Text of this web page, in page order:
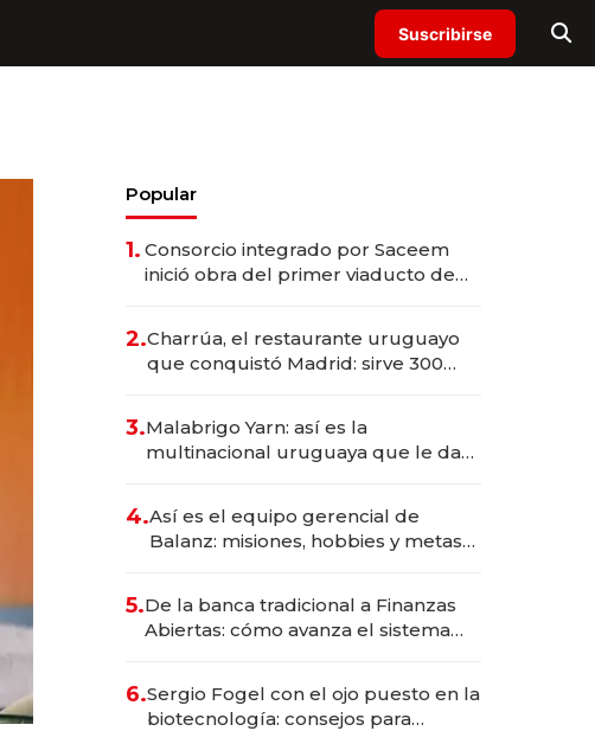
Suscribirse
Popular
1. Consorcio integrado por Saceem
inició obra del primer viaducto de
millones
2.Charrúa, el restaurante uruguayo
que conquistó Madrid: sirve 300
prepara apertura
3.Malabrigo Yarn: así es la
multinacional uruguaya que le da
4.Así es el equipo gerencial de
Balanz: misiones, hobbies y metas
5.De la banca tradicional a Finanzas
Abiertas: cómo avanza el sistema
6.Sergio Fogel con el ojo puesto en la
biotecnología: consejos para